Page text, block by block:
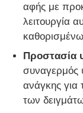
Εξοπλισμός
Εξοπλισμός
Εξοπλισμός
αφής με
λειτουργία
Προστασία
συναγερμός
ανάγκης για
των